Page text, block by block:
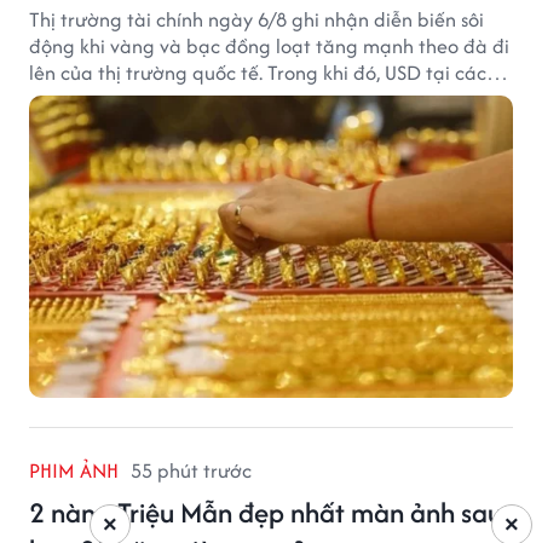
Thị trường tài chính ngày 6/8 ghi nhận diễn biến sôi
động khi vàng và bạc đồng loạt tăng mạnh theo đà đi
lên của thị trường quốc tế. Trong khi đó, USD tại các
ngân hàng tiếp tục hạ nhiệt dù tỷ giá trung tâm lập
đỉnh mới.
PHIM ẢNH 55 phút trước
2 nàng Triệu Mẫn đẹp nhất màn ảnh sau×
×